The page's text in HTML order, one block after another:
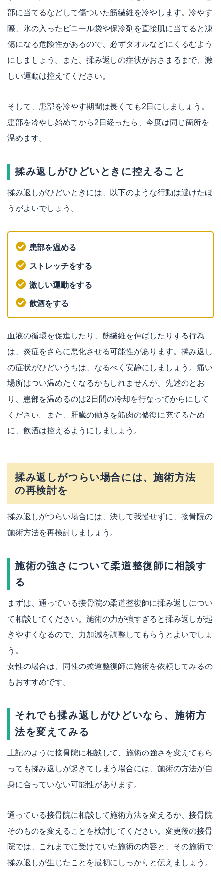
部に当てるなどして傷ついた筋繊維を冷やします。冷やす
際、氷の入ったビニール袋や保冷剤を直接肌に当てると凍
傷になる危険性があるので、必ずタオルなどにくるむよう
にしましょう。また、揉み返しの症状がおさまるまで、激
しい運動は控えてください。
そして、患部を冷やす期間は長くても2日にしましょう。
患部を冷やし始めてから2日経ったら、今度は同じ箇所を
温めます。
揉み返しがひどいときに控えること
揉み返しがひどいときには、以下のような行動は避けたほ
うがよいでしょう。
患部を温める
ストレッチをする
激しい運動をする
飲酒をする
血液の循環を促進したり、筋繊維を伸ばしたりする行為
は、炎症をさらに悪化させる可能性があります。揉み返し
の症状がひどいうちは、なるべく安静にしましょう。痛い
場所はつい温めたくなるかもしれませんが、先述のとお
り、患部を温めるのは2日間の冷却を行なってからにして
ください。また、肝臓の働きを筋肉の修復に充てるため
に、飲酒は控えるようにしましょう。
揉み返しがつらい場合には、施術方法
の再検討を
揉み返しがつらい場合には、決して我慢せずに、接骨院の
施術方法を再検討しましょう。
施術の強さについて柔道整復師に相談す
る
まずは、通っている接骨院の柔道整復師に揉み返しについ
て相談してください。施術の力が強すぎると揉み返しが起
きやすくなるので、力加減を調整してもらうとよいでしょ
う。
女性の場合は、同性の柔道整復師に施術を依頼してみるの
もおすすめです。
それでも揉み返しがひどいなら、施術方
法を変えてみる
上記のように接骨院に相談して、施術の強さを変えてもら
っても揉み返しが起きてしまう場合には、施術の方法が自
身に合っていない可能性があります。
通っている接骨院に相談して施術方法を変えるか、接骨院
そのものを変えることを検討してください。変更後の接骨
院では、これまでに受けていた施術の内容と、その施術で
揉み返しが生じたことを最初にしっかりと伝えましょう。